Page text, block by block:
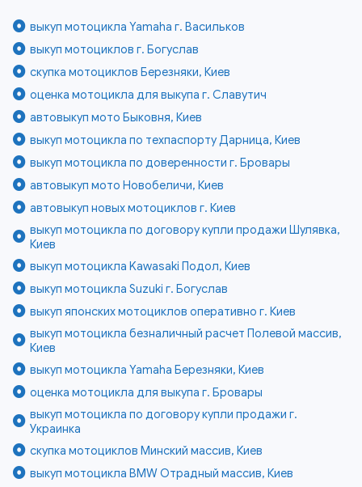
выкуп мотоцикла Yamaha г. Васильков
выкуп мотоциклов г. Богуслав
скупка мотоциклов Березняки, Киев
оценка мотоцикла для выкупа г. Славутич
автовыкуп мото Быковня, Киев
выкуп мотоцикла по техпаспорту Дарница, Киев
выкуп мотоцикла по доверенности г. Бровары
автовыкуп мото Новобеличи, Киев
автовыкуп новых мотоциклов г. Киев
выкуп мотоцикла по договору купли продажи Шулявка,
Киев
выкуп мотоцикла Kawasaki Подол, Киев
выкуп мотоцикла Suzuki г. Богуслав
выкуп японских мотоциклов оперативно г. Киев
выкуп мотоцикла безналичный расчет Полевой массив,
Киев
выкуп мотоцикла Yamaha Березняки, Киев
оценка мотоцикла для выкупа г. Бровары
выкуп мотоцикла по договору купли продажи г.
Украинка
скупка мотоциклов Минский массив, Киев
выкуп мотоцикла BMW Отрадный массив, Киев